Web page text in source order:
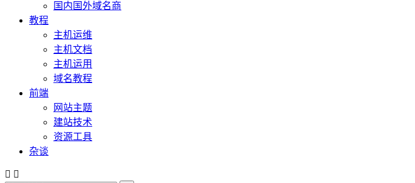
国内国外域名商
教程
主机运维
主机文档
主机运用
域名教程
前端
网站主题
建站技术
资源工具
杂谈
 